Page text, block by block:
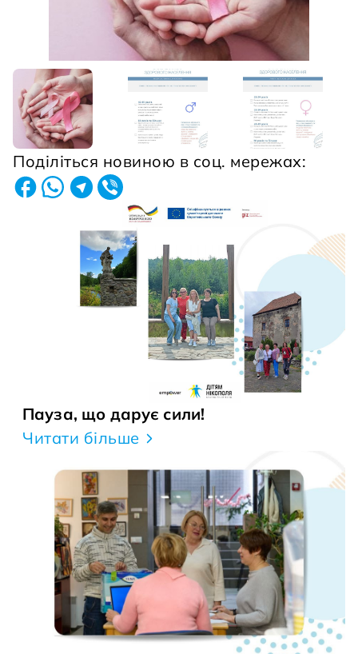
Поділіться новиною в соц. мережах:
Пауза, що дарує сили!
Читати більше